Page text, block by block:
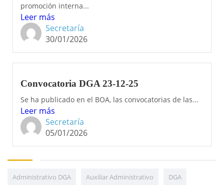
promoción interna...
Leer más
Secretaría
30/01/2026
Convocatoria DGA 23-12-25
Se ha publicado en el BOA, las convocatorias de las...
Leer más
Secretaría
05/01/2026
Administrativo DGA Auxiliar Administrativo DGA